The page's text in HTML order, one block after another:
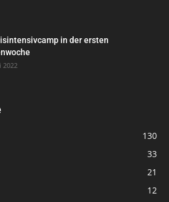
in der ersten
2022
130
33
21
12